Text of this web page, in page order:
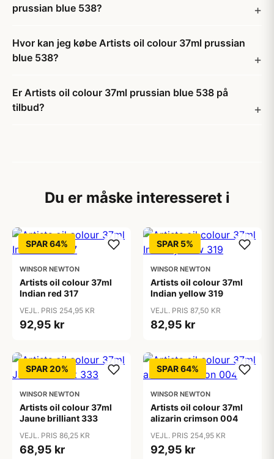
prussian blue 538?
Hvor kan jeg købe Artists oil colour 37ml prussian
blue 538?
Er Artists oil colour 37ml prussian blue 538 på
tilbud?
Du er måske interesseret i
SPAR 64%
WINSOR NEWTON
Artists oil colour 37ml
Indian red 317
VEJL. PRIS 254,95 KR
92,95 kr
SPAR 5%
WINSOR NEWTON
Artists oil colour 37ml
Indian yellow 319
VEJL. PRIS 87,50 KR
82,95 kr
SPAR 20%
WINSOR NEWTON
Artists oil colour 37ml
Jaune brilliant 333
VEJL. PRIS 86,25 KR
68,95 kr
SPAR 64%
WINSOR NEWTON
Artists oil colour 37ml
alizarin crimson 004
VEJL. PRIS 254,95 KR
92,95 kr